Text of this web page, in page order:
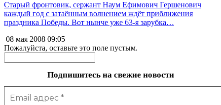
Старый фронтовик, сержант Наум Ефимович Гершенович
каждый год с затаённым волнением ждёт приближения
праздника Победы. Вот нынче уже 63-я зарубка…
08 мая 2008 09:05
Пожалуйста, оставьте это поле пустым.
Подпишитесь на свежие новости